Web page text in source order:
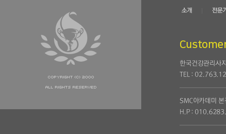
한국건강관리사
TEL :
SMC아카데미 본
H.P :